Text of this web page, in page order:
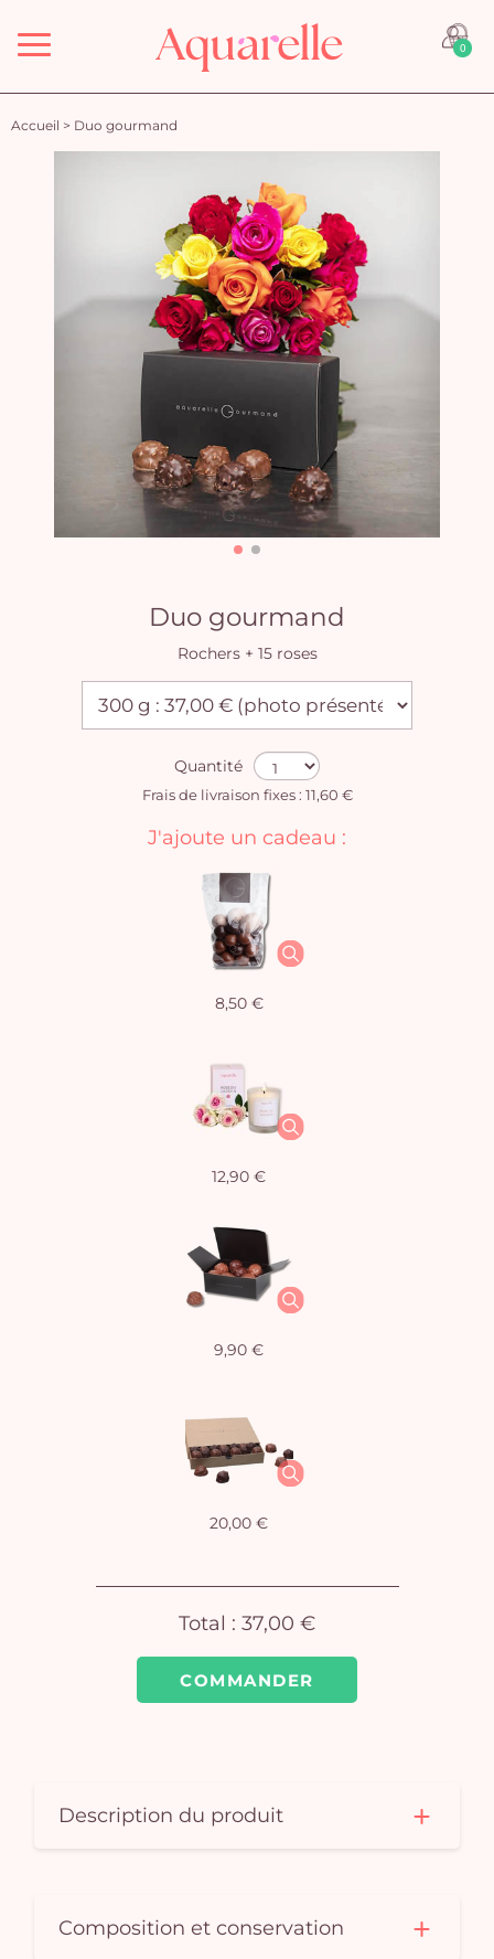
Menu 0
Accueil > Duo gourmand
Duo gourmand
Rochers + 15 roses
Quantité
Frais de livraison fixes : 11,60 €
COMMANDER
J'ajoute un cadeau :
8,50 €
12,90 €
9,90 €
20,00 €
Total : 37,00 €
Description du produit
Composition et conservation